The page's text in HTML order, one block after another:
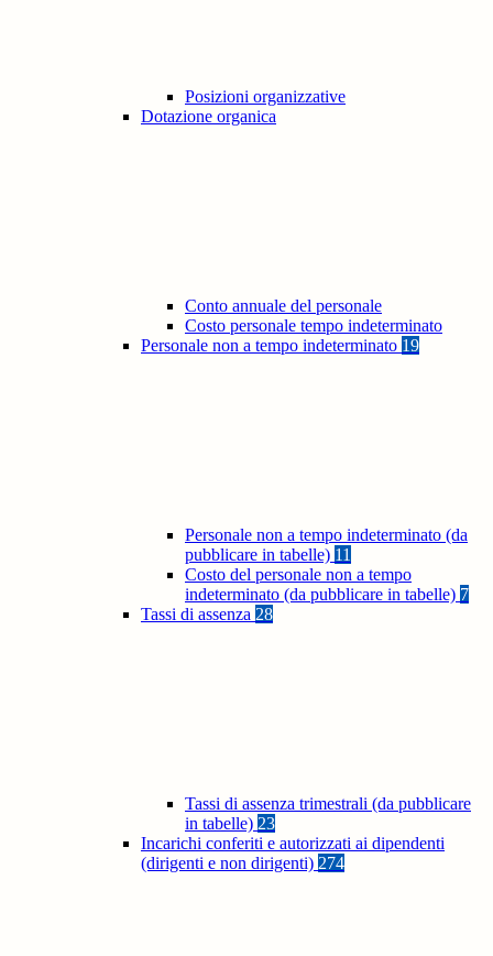
Posizioni organizzative
Dotazione organica
Conto annuale del personale
Costo personale tempo indeterminato
Personale non a tempo indeterminato 19
Personale non a tempo indeterminato (da
pubblicare in tabelle) 11
Costo del personale non a tempo
indeterminato (da pubblicare in tabelle) 7
Tassi di assenza 28
Tassi di assenza trimestrali (da pubblicare
in tabelle) 23
Incarichi conferiti e autorizzati ai dipendenti
(dirigenti e non dirigenti) 274